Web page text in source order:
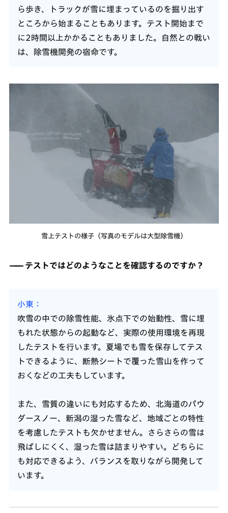
ら歩き、トラックが雪に埋まっているのを掘り出す
ところから始まることもあります。テスト開始まで
に2時間以上かかることもありました。自然との戦い
は、除雪機開発の宿命です。
雪上テストの様子（写真のモデルは大型除雪機）
テストではどのようなことを確認するのですか？
小東
吹雪の中での除雪性能、氷点下での始動性、雪に埋
もれた状態からの起動など、実際の使用環境を再現
したテストを行います。夏場でも雪を保存してテス
トできるように、断熱シートで覆った雪山を作って
おくなどの工夫もしています。
また、雪質の違いにも対応するため、北海道のパウ
ダースノー、新潟の湿った雪など、地域ごとの特性
を考慮したテストも欠かせません。さらさらの雪は
飛ばしにくく、湿った雪は詰まりやすい。どちらに
も対応できるよう、バランスを取りながら開発して
います。